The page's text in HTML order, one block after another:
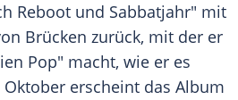
Reboot und Sabbatjahr" mit
Brücken zurück, mit der er
Pop" macht, wie er es
erscheint das Album